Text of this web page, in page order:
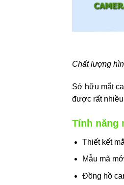
Chất lượng
Sở hữu mắt
được rất
Tính năng
Thiết kết
Mẫu mã
Đồng hồ